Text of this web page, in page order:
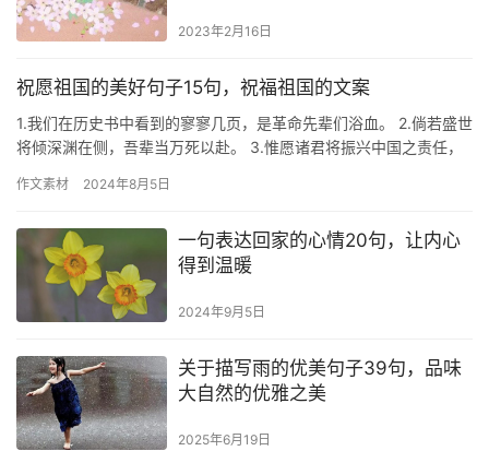
2023年2月16日
祝愿祖国的美好句子15句，祝福祖国的文案
1.我们在历史书中看到的寥寥几页，是革命先辈们浴血。 2.倘若盛世
将倾深渊在侧，吾辈当万死以赴。 3.惟愿诸君将振兴中国之责任，
作文素材 2024年8月5日
一句表达回家的心情20句，让内心
得到温暖
2024年9月5日
关于描写雨的优美句子39句，品味
大自然的优雅之美
2025年6月19日